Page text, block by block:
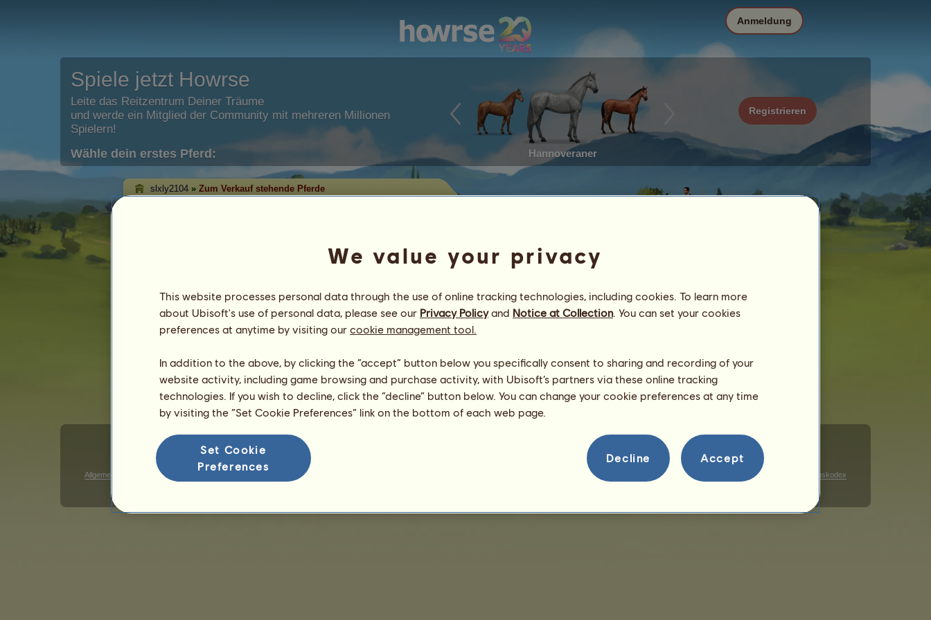
Spiele jetzt Howrse
Leite das Reitzentrum Deiner Träume
und werde ein Mitglied der Community mit mehreren Millionen
Spielern!
Wähle dein erstes Pferd: Hannoveraner
Registrieren
Anmeldung
slxly2104 » Zum Verkauf stehende Pferde
Pferd Eigenschaften
Leistungen
Fähigkeiten /Gene
Objekte Datum Preis
W 9626.72 | 19er
1 Jahr 6 Monate
Connemara-Pony
9687
W 9626.72 | 19er
ƅeℓσʋe∂
1 Jahr 6 Monate
30885 keines 12.07.2026
Allgemeine Geschäftsbedingungen Geschäftsbedingungen Verwaltung von Cookies Datenschutzhinweise zur Werbung Verhaltenskodex
We value your privacy
This website processes personal data through the use of online tracking technologies, including cookies. To learn more
about Ubisoft's use of personal data, please see our Privacy Policyand Notice at Collection. You can set your cookies
preferences at anytime by visiting our cookie management tool.
In addition to the above, by clicking the “accept” button below you specifically consent to sharing and recording of your
website activity, including game browsing and purchase activity, with Ubisoft’s partners via these online tracking
technologies. If you wish to decline, click the “decline” button below. You can change your cookie preferences at any time
by visiting the “Set Cookie Preferences” link on the bottom of each web page.
Set Cookie
Preferences
Decline Accept